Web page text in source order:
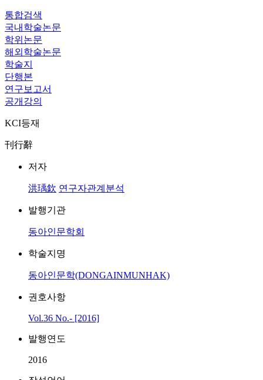
통합검색
국내학술논문
학위논문
해외학술논문
학술지
단행본
연구보고서
공개강의
KCI등재
刊行辭
저자
洪瑀欽 연구자관계분석
발행기관
동아인문학회
학술지명
동아인문학(DONGAINMUNHAK)
권호사항
Vol.36 No.- [2016]
발행연도
2016